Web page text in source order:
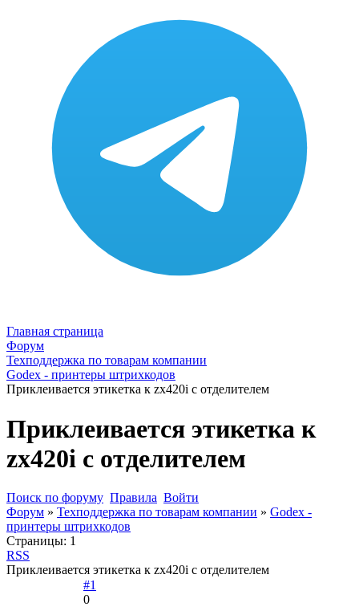
Главная страница
Форум
Техподдержка по товарам компании
Godex - принтеры штрихкодов
Приклеивается этикетка к zx420i с отделителем
Приклеивается этикетка к
zx420i с отделителем
Поиск по форуму Правила Войти
Форум » Техподдержка по товарам компании » Godex -
принтеры штрихкодов
Страницы: 1
RSS
Приклеивается этикетка к zx420i с отделителем
#1
0